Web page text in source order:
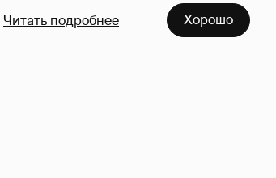
Читать подробнее Хорошо